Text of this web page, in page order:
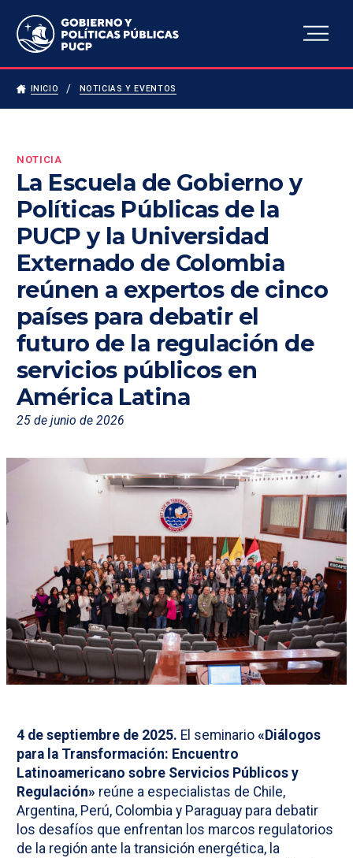
Escuela de Gobierno y
Políticas Públicas
INICIO NOTICIAS Y EVENTOS
NOTICIA
La Escuela de Gobierno y
Políticas Públicas de la
PUCP y la Universidad
Externado de Colombia
reúnen a expertos de cinco
países para debatir el
futuro de la regulación de
servicios públicos en
América Latina
25 de junio de 2026
4 de septiembre de 2025. El seminario «Diálogos
para la Transformación: Encuentro
Latinoamericano sobre Servicios Públicos y
Regulación» reúne a especialistas de Chile,
Argentina, Perú, Colombia y Paraguay para debatir
los desafíos que enfrentan los marcos regulatorios
de la región ante la transición energética, la